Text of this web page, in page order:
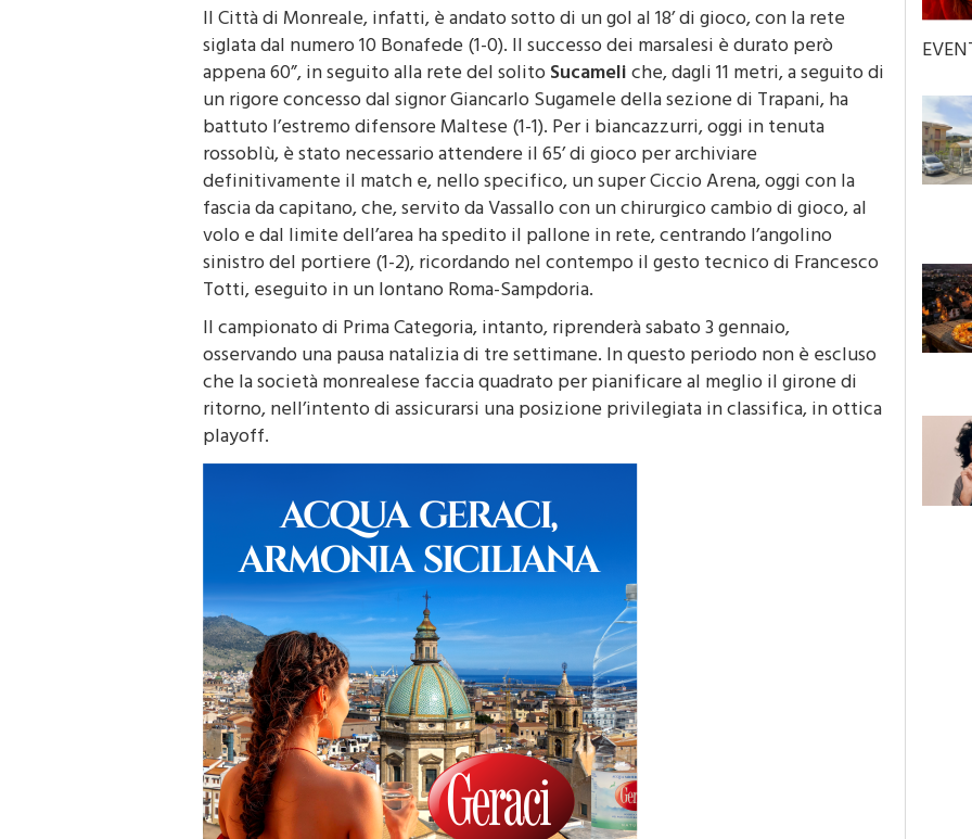
Il Città di Monreale, infatti, è andato sotto di un gol al 18’ di gioco, con la rete
siglata dal numero 10 Bonafede (1-0). Il successo dei marsalesi è durato però
appena 60”, in seguito alla rete del solitoSucameliche, dagli 11 metri, a seguito di
un rigore concesso dal signor Giancarlo Sugamele della sezione di Trapani, ha
battuto l’estremo difensore Maltese (1-1). Per i biancazzurri, oggi in tenuta
rossoblù, è stato necessario attendere il 65’ di gioco per archiviare
definitivamente il match e, nello specifico, un super Ciccio Arena, oggi con la
fascia da capitano, che, servito da Vassallo con un chirurgico cambio di gioco, al
volo e dal limite dell’area ha spedito il pallone in rete, centrando l’angolino
sinistro del portiere (1-2), ricordando nel contempo il gesto tecnico di Francesco
Totti, eseguito in un lontano Roma-Sampdoria.
Il campionato di Prima Categoria, intanto, riprenderà sabato 3 gennaio,
osservando una pausa natalizia di tre settimane. In questo periodo non è escluso
che la società monrealese faccia quadrato per pianificare al meglio il girone di
ritorno, nell’intento di assicurarsi una posizione privilegiata in classifica, in ottica
playoff.